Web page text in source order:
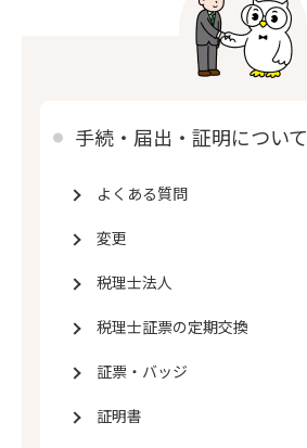
手続・届出・証明について
よくある質問
変更
税理士法人
税理士証票の定期交換
証票・バッジ
証明書